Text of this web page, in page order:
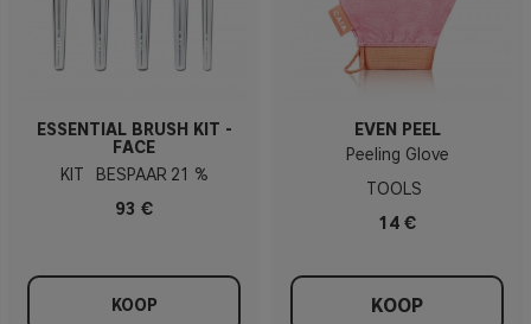
ESSENTIAL BRUSH KIT -
FACE
KIT
21 %
93 €
KOOP
EVEN PEEL
Peeling Glove
TOOLS
14 €
KOOP